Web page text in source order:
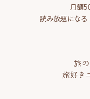
月額
読み放題になる
旅
旅好き